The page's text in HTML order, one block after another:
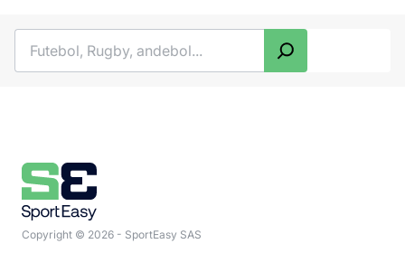
Copyright © 2026 - SportEasy SAS